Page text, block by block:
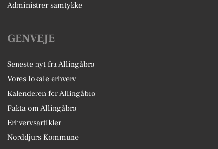
Administrer samtykke
GENVEJE
Seneste nyt fra Allingåbro
Vores lokale erhverv
Kalenderen for Allingåbro
Fakta om Allingåbro
Erhvervsartikler
Norddjurs Kommune